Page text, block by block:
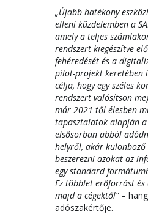
„Újabb hatékony
elleni küzdelemben a
amely a teljes
rendszert kiegészítve
fehéredését és a
pilot-projekt keretében
célja, hogy egy széles
rendszert valósítson
már 2021-től élesben
tapasztalatok alapján a
elsősorban abból
helyről, akár
beszerezni azokat az
egy standard
Ez többlet erőforrást és
majd a cégektől”–
adószakértője.